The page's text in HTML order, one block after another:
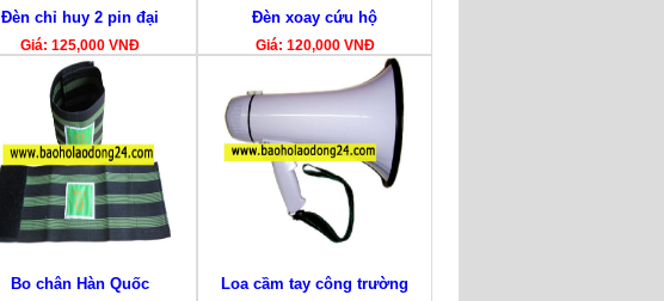
Đèn chỉ huy 2 pin đại
Giá: 125,000 VNĐ
Đèn xoay cứu hộ
Giá: 120,000 VNĐ
Bo chân Hàn Quốc Loa cầm tay công trường